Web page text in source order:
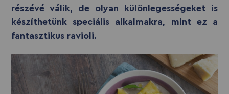
részévé válik, de olyan különlegességeket is
készíthetünk speciális alkalmakra, mint ez a
fantasztikus ravioli.